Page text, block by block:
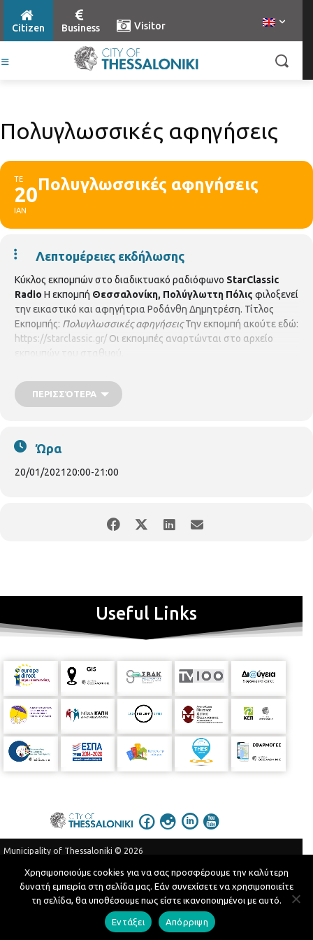
Citizen Business Visitor
Πολυγλωσσικές αφηγήσεις
ΤΕ
20
ΙΑΝ
Πολυγλωσσικές αφηγήσεις
Λεπτομέρειες εκδήλωσης
Κύκλος εκπομπών στο διαδικτυακό ραδιόφωνο StarClassic
Radio Η εκπομπή Θεσσαλονίκη, Πολύγλωττη Πόλις φιλοξενεί
την εικαστικό και αφηγήτρια Ροδάνθη Δημητρέση. Τίτλος
Εκπομπής: Πολυγλωσσικές αφηγήσειςΤην εκπομπή ακούτε εδώ:
https://starclassic.gr/ Οι εκπομπές αναρτώνται στο αρχείο
εκπομπών του σταθμού.
ΠΕΡΙΣΣΌΤΕΡΑ
Ώρα
20/01/2021 20:00-21:00
Useful Links
Municipality of Thessaloniki © 2026
Terms of Use
Privacy Policy
Telephone Catalog
MyCompany Projects
Χρησιμοποιούμε cookies για να σας προσφέρουμε την καλύτερη
δυνατή εμπειρία στη σελίδα μας. Εάν συνεχίσετε να χρησιμοποιείτε
τη σελίδα, θα υποθέσουμε πως είστε ικανοποιημένοι με αυτό.
Εντάξει Απόρριψη